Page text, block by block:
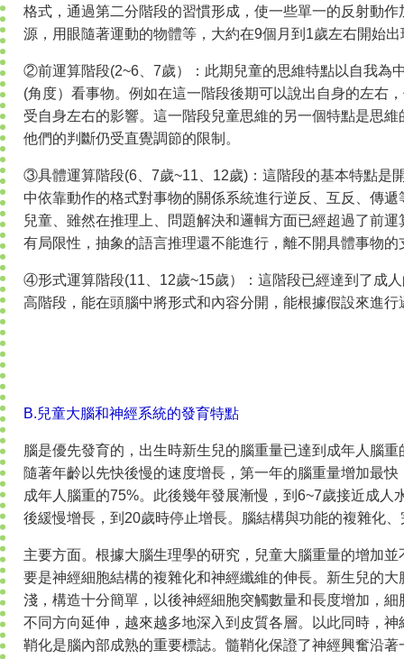
格式，通過第二分階段的習慣形成，使一些單一的反射動
源，用眼隨著運動的物體等，大約在9個月到1歲左右開始
②前運算階段(2~6、7歲）：此期兒童的思維特點以自我為
(角度）看事物。例如在這一階段後期可以說出自身的左右
受自身左右的影響。這一階段兒童思維的另一個特點是思
他們的判斷仍受直覺調節的限制。
③具體運算階段(6、7歲~11、12歲)：這階段的基本特點是
中依靠動作的格式對事物的關係系統進行逆反、互反、傳
兒童、雖然在推理上、問題解決和邏輯方面已經超過了前
有局限性，抽象的語言推理還不能進行，離不開具體事物的
④形式運算階段(11、12歲~15歲）：這階段已經達到了成
高階段，能在頭腦中將形式和內容分開，能根據假設來進行
B.兒童大腦和神經系統的發育特點
腦是優先發育的，出生時新生兒的腦重量已達到成年人腦
隨著年齡以先快後慢的速度增長，第一年的腦重量增加最
成年人腦重的75%。此後幾年發展漸慢，到6~7歲接近成人
後緩慢增長，到20歲時停止增長。腦結構與功能的複雜化
主要方面。根據大腦生理學的研究，兒童大腦重量的增加
要是神經細胞結構的複雜化和神經纖維的伸長。新生兒的
淺，構造十分簡單，以後神經細胞突觸數量和長度增加，
不同方向延伸，越來越多地深入到皮質各層。以此同時，
鞘化是腦內部成熟的重要標誌。髓鞘化保證了神經興奮沿